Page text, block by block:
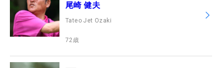
尾崎 健夫
Tateo Jet Ozaki
72歳